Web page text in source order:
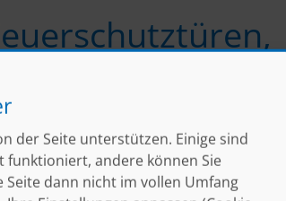
der Seite unterstützen. Einige sind
andere können Sie
dann nicht im vollen Umfang
Türen,
Sicherheitstüren für den Keller
Türenfür den